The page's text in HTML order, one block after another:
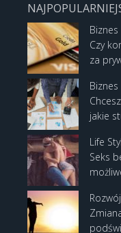
Biznes
Czy
za
Biznes
jakie
Life
Seks